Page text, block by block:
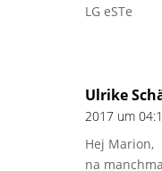
LG eSTe
Ulrike
2017 um
Hej Marion,
na